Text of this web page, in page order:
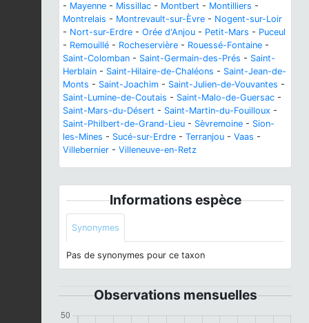
- Mayenne - Missillac - Montbert - Montilliers -
Montrelais - Montrevault-sur-Èvre - Nogent-sur-Loir
- Nort-sur-Erdre - Orée d'Anjou - Petit-Mars - Puceul
- Remouillé - Rocheservière - Rouessé-Fontaine -
Saint-Colomban - Saint-Germain-des-Prés - Saint-
Herblain - Saint-Hilaire-de-Chaléons - Saint-Jean-de-
Monts - Saint-Joachim - Saint-Julien-de-Vouvantes -
Saint-Lumine-de-Coutais - Saint-Malo-de-Guersac -
Saint-Mars-du-Désert - Saint-Martin-du-Fouilloux -
Saint-Philbert-de-Grand-Lieu - Sèvremoine - Sion-
les-Mines - Sucé-sur-Erdre - Terranjou - Vaas -
Villebernier - Villeneuve-en-Retz
Informations espèce
Synonymes
Pas de synonymes pour ce taxon
Observations mensuelles